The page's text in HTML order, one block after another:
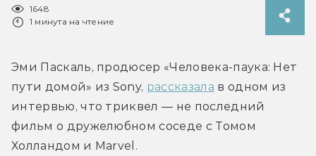
1648
1 минута на чтение
Эми Паскаль, продюсер «Человека-паука: Нет
пути домой» из Sony, рассказала в одном из
интервью, что триквел — не последний
фильм о дружелюбном соседе с Томом
Холландом и Marvel.